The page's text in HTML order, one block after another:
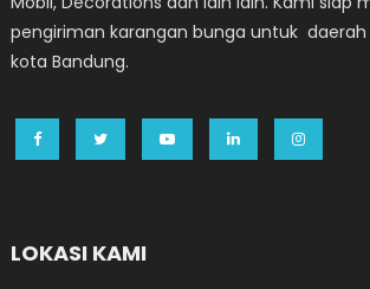
pengiriman karangan bunga untuk daerah
kota Bandung.
LOKASI KAMI